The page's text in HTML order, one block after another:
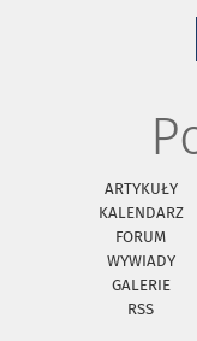
ARTYKUŁY
KALENDARZ
FORUM
WYWIADY
GALERIE
RSS